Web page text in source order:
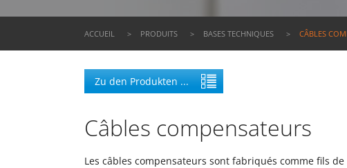
ACCUEIL PRODUITS BASES TECHNIQUES CÂBLES
Zu den Produkten ...
Câbles compensateurs
Les câbles compensateurs sont fabriqués comme fils